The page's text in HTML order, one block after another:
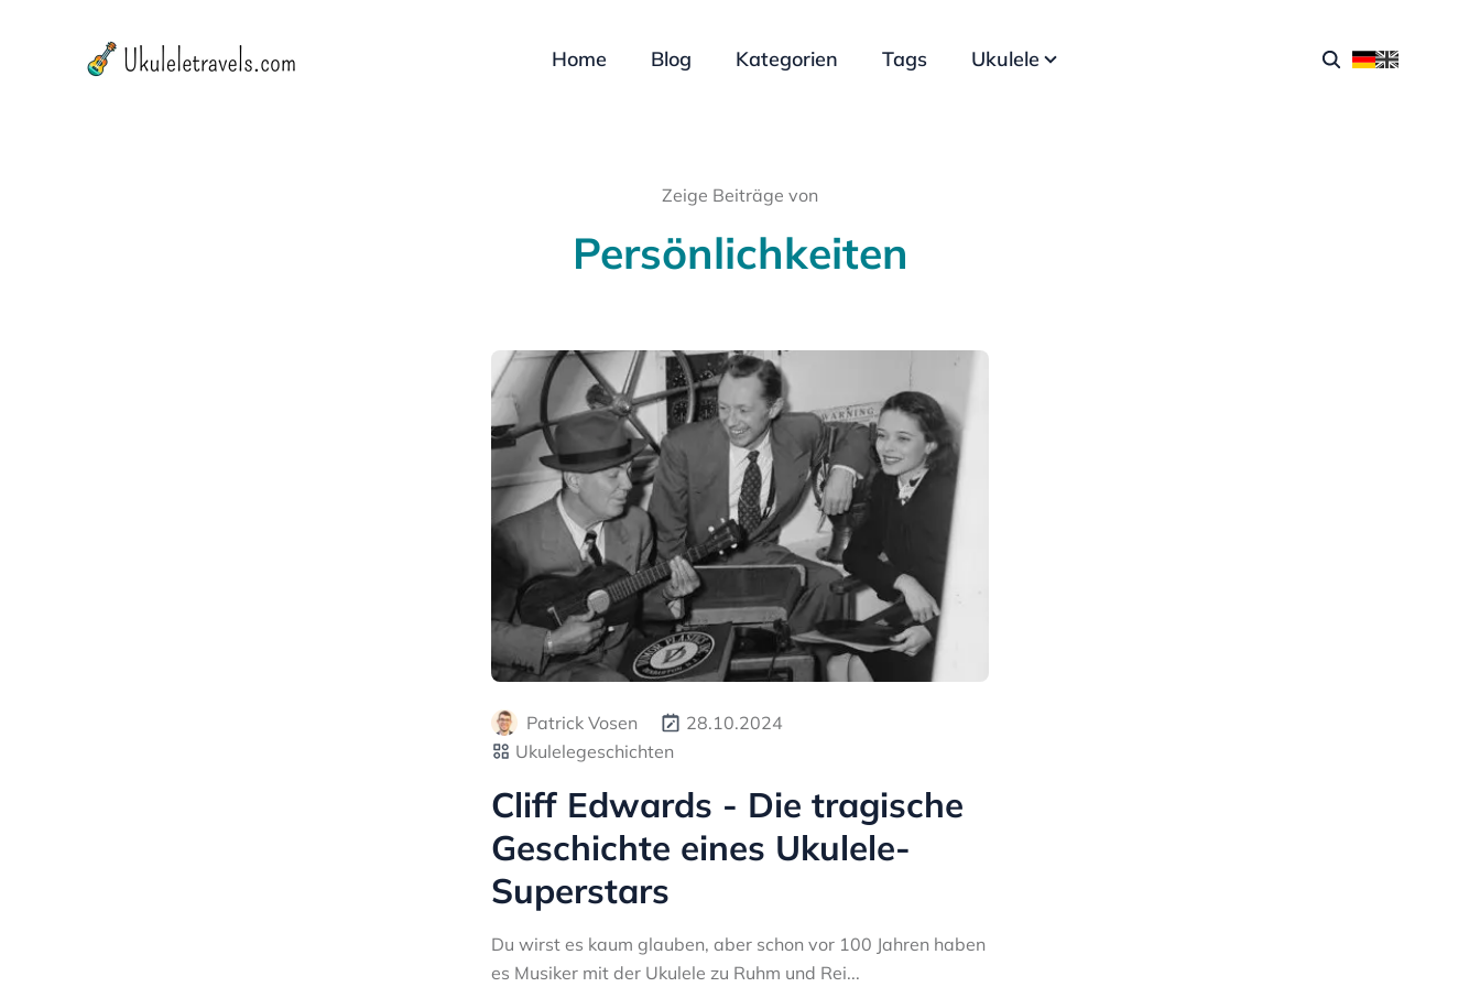
Home Blog Kategorien Tags Ukulele
Zeige Beiträge von
Persönlichkeiten
Patrick Vosen
28.10.2024
Ukulelegeschichten
Cliff Edwards - Die tragische
Geschichte eines Ukulele-
Superstars
Du wirst es kaum glauben, aber schon vor 100 Jahren haben
es Musiker mit der Ukulele zu Ruhm und Rei...